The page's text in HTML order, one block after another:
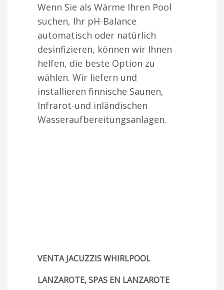
Wenn Sie als Wärme Ihren Pool
suchen, Ihr pH-Balance
automatisch oder natürlich
desinfizieren, können wir Ihnen
helfen, die beste Option zu
wählen. Wir liefern und
installieren finnische Saunen,
Infrarot-und inländischen
Wasseraufbereitungsanlagen.
VENTA JACUZZIS WHIRLPOOL
LANZAROTE, SPAS EN LANZAROTE